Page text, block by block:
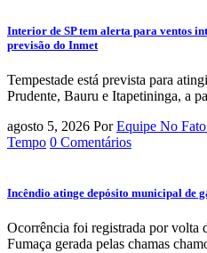
Interior de SP tem alerta para ventos
previsão do Inmet
Tempestade está prevista para
Prudente, Bauru e Itapetininga, a
agosto 5, 2026 Por Equipe No
Tempo 0 Comentários
Incêndio atinge depósito municipal de
Ocorrência foi registrada por volta
Fumaça gerada pelas chamas